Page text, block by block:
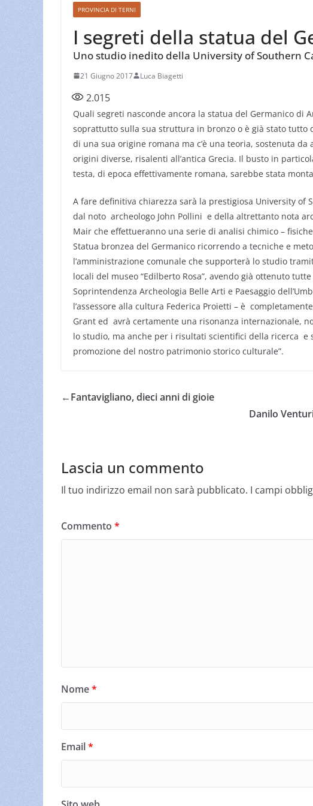
PROVINCIA DI TERNI
I segreti della statua del
Uno studio inedito della University of Southern
21 Giugno 2017 Luca Biagetti
2.015
Quali segreti nasconde ancora la statua del Germanico di
soprattutto sulla sua struttura in bronzo o è già stato tutto
di una sua origine romana ma c’è una teoria, sostenuta
origini diverse, risalenti all’antica Grecia. Il busto in
testa, di epoca effettivamente romana, sarebbe stata
A fare definitiva chiarezza sarà la prestigiosa University of
dal noto archeologo John Pollini e della altrettanto nota
Mair che effettueranno una serie di analisi chimico –
Statua bronzea del Germanico ricorrendo a tecniche e
l’amministrazione comunale che supporterà lo studio
locali del museo “Edilberto Rosa”, avendo già ottenuto
Soprintendenza Archeologia Belle Arti e Paesaggio
l’assessore alla cultura Federica Proietti – è
Grant ed avrà certamente una risonanza internazionale,
lo studio, ma anche per i risultati scientifici della ricerca e
promozione del nostro patrimonio storico culturale”.
←Fantavigliano, dieci anni di gioie
Danilo
Lascia un commento
Il tuo indirizzo email non sarà pubblicato. I campi
Commento *
Nome*
Email*